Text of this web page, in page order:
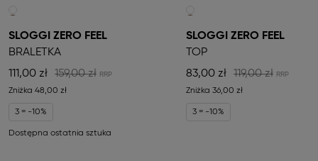
SLOGGI ZERO FEEL
BRALETKA
111,00 zł
159,00 zł
Zniżka 48,00 zł
3 = -10%
Dostępna ostatnia sztuka
SLOGGI ZERO FEEL
TOP
83,00 zł
119,00 zł
Zniżka 36,00 zł
3 = -10%